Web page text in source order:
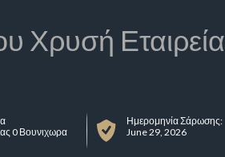
Χρυσή Εταιρεία
0 Βουνιχωρα
Ημερομηνία Σάρωσης:
June 29, 2026